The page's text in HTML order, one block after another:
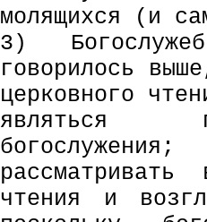
молящихся (и
3)
говорилось
церковного
являться
чтения и